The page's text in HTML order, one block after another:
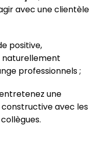
avec une clientèle
positive,
naturellement
professionnels ;
une
avec les